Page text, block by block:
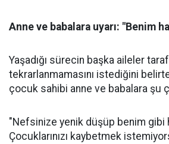
Anne ve babalara uyarı: "Benim
Yaşadığı sürecin başka aileler
tekrarlanmamasını istediğini
çocuk sahibi anne ve babalara şu
"Nefsinize yenik düşüp benim gibi
Çocuklarınızı kaybetmek